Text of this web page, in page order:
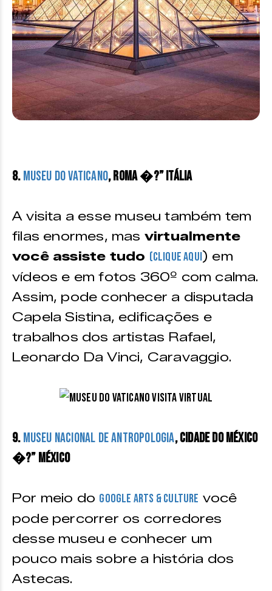
8.Museu do Vaticano, Roma �?” Itália
A visita a esse museu também tem
filas enormes, mas virtualmente
você assiste tudo (clique aqui) em
vídeos e em fotos 360º com calma.
Assim, pode conhecer a disputada
Capela Sistina, edificações e
trabalhos dos artistas Rafael,
Leonardo Da Vinci, Caravaggio.
9.Museu Nacional de Antropologia, Cidade do México
�?” México
Por meio do Google Arts & Culture você
pode percorrer os corredores
desse museu e conhecer um
pouco mais sobre a história dos
Astecas.